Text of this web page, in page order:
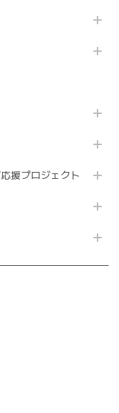
援プロジェクト